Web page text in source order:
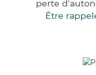
perte
Être